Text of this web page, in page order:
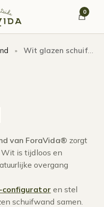
0
» Wit glazen schuifwand
van ForaVida® zorgt
is tijdloos en
overgang
configurator en stel
schuifwand samen.